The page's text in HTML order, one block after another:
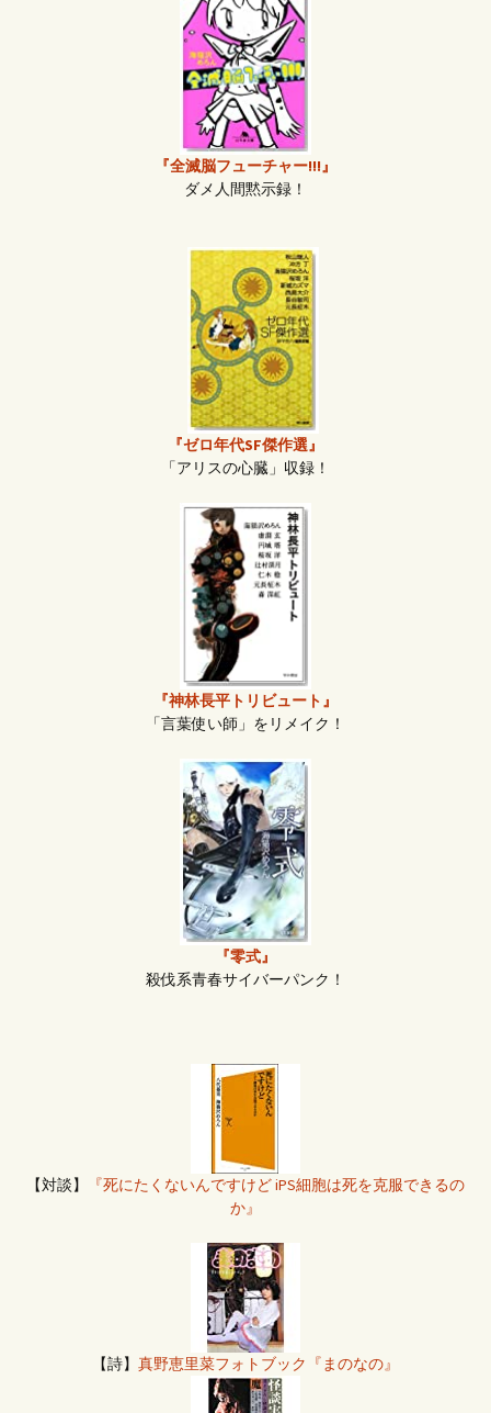
『全滅脳フューチャー!!!』
ダメ人間黙示録！
『ゼロ年代SF傑作選』
「アリスの心臓」収録！
『神林長平トリビュート』
「言葉使い師」をリメイク！
『零式』
殺伐系青春サイバーパンク！
【対談】
『死にたくないんですけど iPS細胞は死を克服できるの
か』
【詩】 真野恵里菜フォトブック『まのなの』